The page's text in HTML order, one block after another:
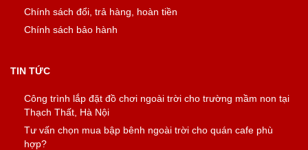
Chính sách đổi, trả hàng, hoàn tiền
Chính sách bảo hành
TIN TỨC
Công trình lắp đặt đồ chơi ngoài trời cho trường mầm non tại
Thạch Thất, Hà Nội
Tư vấn chọn mua bập bênh ngoài trời cho quán cafe phù
hợp?